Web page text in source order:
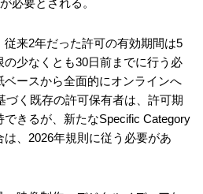
必要とされる。
来2年だった許可の有効期間は5
少なくとも30日前までに行う必
ースから全面的にオンラインへ
づく既存の許可保有者は、許可期
きるが、新たなSpecific Category
、2026年規則に従う必要があ